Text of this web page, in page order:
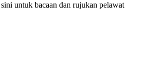
untuk bacaan dan rujukan pelawat